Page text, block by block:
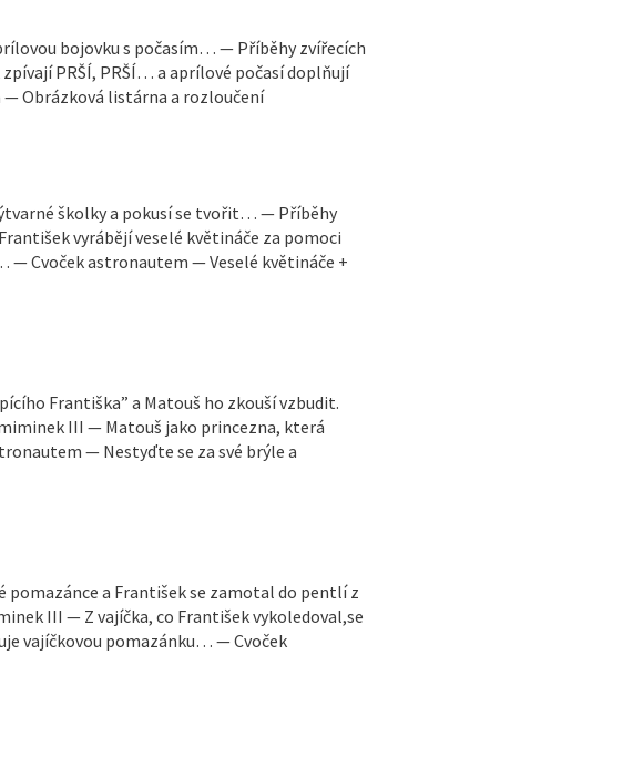
bojovku s počasím… — Příběhy zvířecích
PRŠÍ, PRŠÍ… a aprílové počasí doplňují
Obrázková listárna a rozloučení
školky a pokusí se tvořit… — Příběhy
vyrábějí veselé květináče za pomoci
— Cvoček astronautem — Veselé květináče +
Františka” a Matouš ho zkouší vzbudit.
III — Matouš jako princezna, která
— Nestyďte se za své brýle a
pomazánce a František se zamotal do pentlí z
III — Z vajíčka, co František vykoledoval,se
vajíčkovou pomazánku… — Cvoček